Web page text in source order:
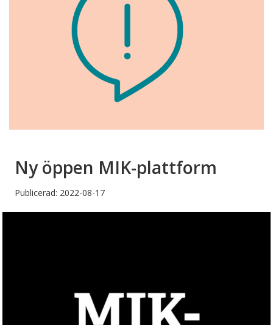
Ny öppen MIK-plattform
Publicerad: 2022-08-17